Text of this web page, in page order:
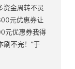
资金周转不灵
元优惠券让
元优惠券我得
刷不完！”于